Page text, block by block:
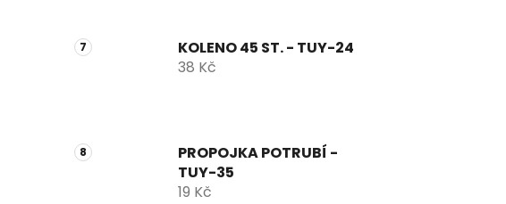
KOLENO 45 ST. - TUY-24
38 Kč
PROPOJKA POTRUBÍ -
TUY-35
19 Kč